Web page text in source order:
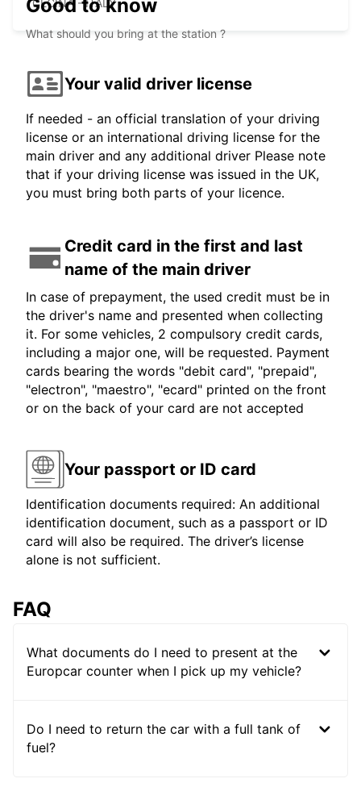
CECINA - ITALY
Good to know
What should you bring at the station ?
Your valid driver license
If needed - an official translation of your driving
license or an international driving license for the
main driver and any additional driver Please note
that if your driving license was issued in the UK,
you must bring both parts of your licence.
Credit card in the first and last
name of the main driver
In case of prepayment, the used credit must be in
the driver's name and presented when collecting
it. For some vehicles, 2 compulsory credit cards,
including a major one, will be requested. Payment
cards bearing the words "debit card", "prepaid",
"electron", "maestro", "ecard" printed on the front
or on the back of your card are not accepted
Your passport or ID card
Identification documents required: An additional
identification document, such as a passport or ID
card will also be required. The driver’s license
alone is not sufficient.
FAQ
What documents do I need to present at the
Europcar counter when I pick up my vehicle?
Do I need to return the car with a full tank of
fuel?